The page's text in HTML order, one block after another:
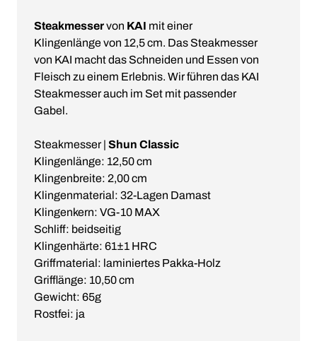
Steakmesservon KAI mit einer
Klingenlänge von 12,5 cm. Das Steakmesser
von KAI macht das Schneiden und Essen von
Fleisch zu einem Erlebnis. Wir führen das KAI
Steakmesser auch im Set mit passender
Gabel.
Steakmesser | Shun Classic
Klingenlänge: 12,50 cm
Klingenbreite: 2,00 cm
Klingenmaterial: 32-Lagen Damast
Klingenkern: VG-10 MAX
Schliff: beidseitig
Klingenhärte: 61±1 HRC
Griffmaterial: laminiertes Pakka-Holz
Grifflänge: 10,50 cm
Gewicht: 65g
Rostfei: ja